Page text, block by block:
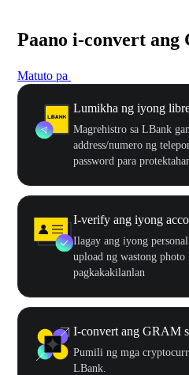
Paano i-convert ang
Matuto pa
Lumikha ng iyong
Magrehistro sa LBank
address/numero ng
password para
I-verify ang iyong
Ilagay ang iyong
upload ng wastong
pagkakakilanlan
I-convert ang GRAM
Pumili ng mga
LBank.